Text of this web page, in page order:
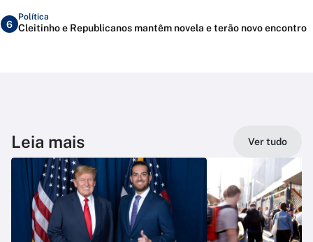
6
Política
Cleitinho e Republicanos mantêm novela e terão novo encontro
Leia mais Ver tudo